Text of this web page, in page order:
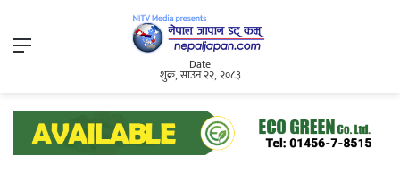
Menu
Date
शुक्र, साउन २२, २०८३